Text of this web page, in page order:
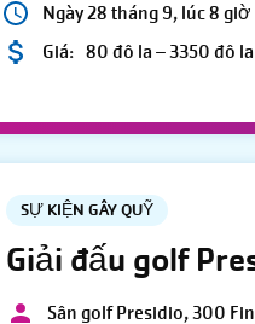
Ngày 28 tháng 9, lúc 8 giờ
Giá: 80 đô la – 3350 đô la
SỰ KIỆN GÂY QUỸ
Giải đấu golf
Sân golf Presidio, 300